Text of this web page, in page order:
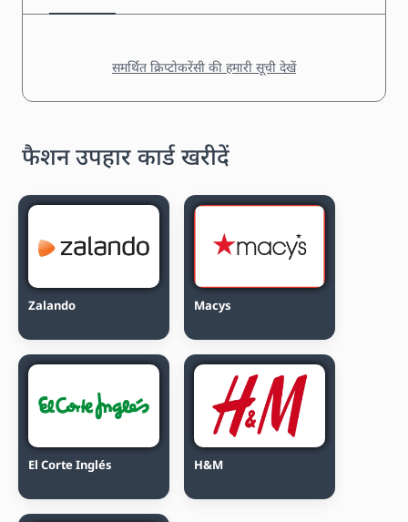
समर्थित क्रिप्टोकरेंसी की हमारी सूची देखें
फैशन उपहार कार्ड खरीदें
Zalando Macys
El Corte Inglés H&M